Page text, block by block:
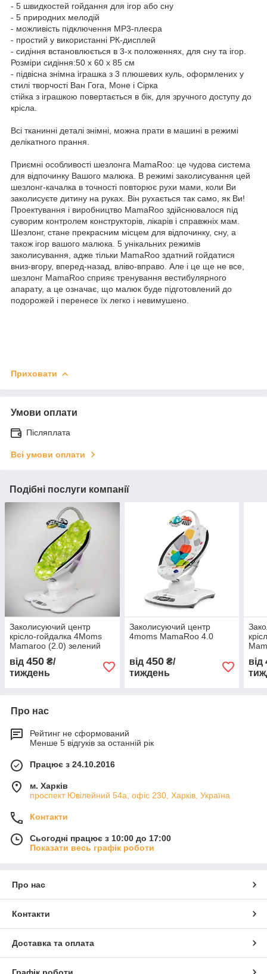
- 5 швидкостей гойдання для ігор або сну
- 5 природних мелодій
- можливість підключення MP3-плеєра
- простий у використанні РК-дисплей
- сидіння встановлюється в 3-х положеннях, для сну та ігор.
Розміри сидіння:50 х 60 х 85 см
- підвісна знімна іграшка з 3 плюшевих куль, оформлених у
стилі творчості Ван Гога, Моне і Сірка
стійка з іграшкою повертається в бік, для зручного доступу до
крісла.
Всі тканинні деталі знімні, можна прати в машині в режимі
делікатного прання.
Приємні особливості шезлонга MamaRoo: це чудова система
для відпочинку Вашого малюка. В режимі заколисування цей
шезлонг-качалка в точності повторює рухи мами, коли Ви
заколисуєте дитину на руках. Він рухається так само, як Ви!
Проектування і виробництво MamaRoo здійснювалося під
суворим контролем конструкторів, лікарів і справжніх мам.
Шезлонг, стане прекрасним місцем для відпочинку, сну, а
також ігор вашого малюка. 5 унікальних режимів
заколисування, адже тільки MamaRoo здатний гойдатися
вниз-вгору, вперед-назад, вліво-вправо. Але і це ще не все,
шезлонг MamaRoo сприяє тренування вестибулярного
апарату, а це означає, що малюк буде підготовлений до
подорожей і перенесе їх легко і невимушено.
Приховати
Умови оплати
Післяплата
Всі умови оплати
Подібні послуги компанії
Заколисуючий центр
крісло-гойдалка 4Moms
Mamaroo (2.0) зелений
плюш
від 450 ₴/
тиждень
Заколисуючий центр
4moms MamaRoo 4.0
від 450₴/
тиждень
від
Про нас
Рейтинг не сформований
Менше 5 відгуків за останній рік
Працює з 24.10.2016
м. Харків
проспект Ювілейний 54а, офіс 230, Харків, Україна
Контакти
Сьогодні працює з 10:00 до 17:00
Показати весь графік роботи
Про нас
Контакти
Доставка та оплата